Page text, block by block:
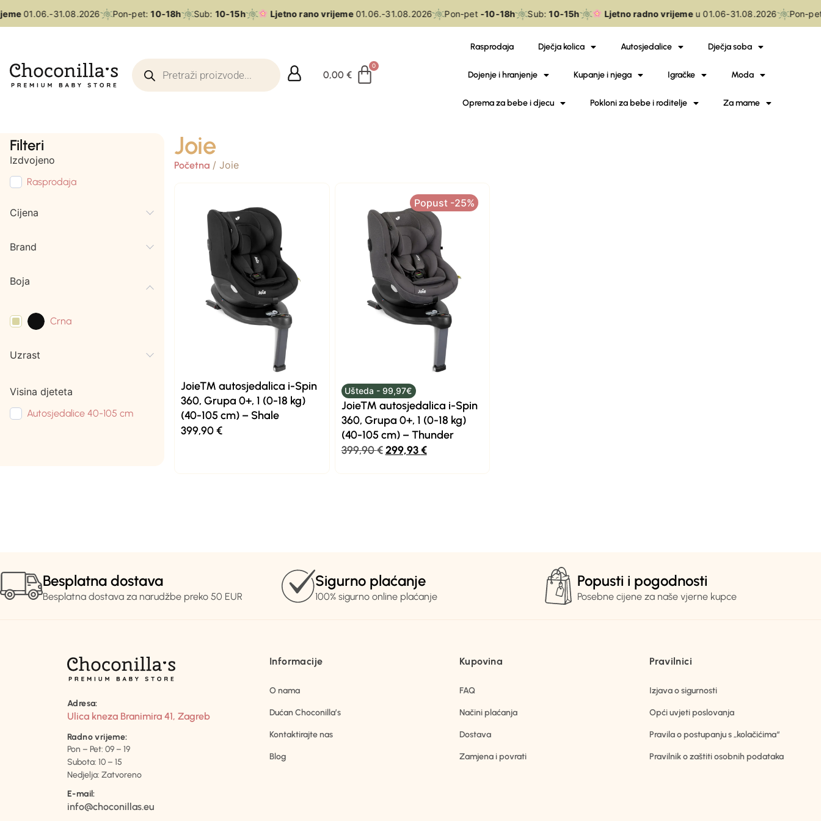
01.06.-31.08.2026 Pon-pet:10-18h Sub:10-15h Ljetno rano vrijeme01.06.-31.08.2026 Pon-pet-10-18h Sub:10-15h Ljetno radno vrijemeu 01.06-31.08.2026 Pon-pet
0,00€
Rasprodaja Dječja kolica Autosjedalice Dječja soba
Dojenje i hranjenje Kupanje i njega Igračke Moda
Oprema za bebe i djecu Pokloni za bebe i roditelje Za mame
Filteri
Izdvojeno
Rasprodaja
Cijena
Brand
Boja
Crna
Uzrast
Visina djeteta
Autosjedalice 40-105 cm
Joie
Početna/ Joie
Joie™ autosjedalica i-Spin
360, Grupa 0+, 1 (0-18 kg)
(40-105 cm) – Shale
399,90€
Popust -25%
Ušteda - 99,97€
Joie™ autosjedalica i-Spin
360, Grupa 0+, 1 (0-18 kg)
(40-105 cm) – Thunder
399,90€ 299,93€
Besplatna dostava
Besplatna dostava za narudžbe preko 50 EUR
Sigurno plaćanje
100% sigurno online plaćanje
Popusti i pogodnosti
Posebne cijene za naše vjerne kupce
Adresa:
Ulica kneza Branimira 41, Zagreb
Radno vrijeme:
Pon – Pet: 09 – 19
Subota: 10 – 15
Nedjelja: Zatvoreno
E-mail:
info@choconillas.eu
Informacije
O nama
Dućan Choconilla’s
Kontaktirajte nas
Blog
Kupovina
FAQ
Načini plaćanja
Dostava
Zamjena i povrati
Pravilnici
Izjava o sigurnosti
Opći uvjeti poslovanja
Pravila o postupanju s „kolačićima“
Pravilnik o zaštiti osobnih podataka